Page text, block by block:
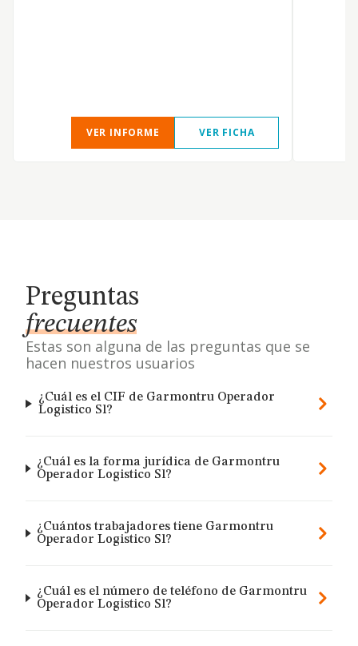
VER INFORME VER FICHA
Preguntas
frecuentes
Estas son alguna de las preguntas que se
hacen nuestros usuarios
¿Cuál es el CIF de Garmontru Operador
Logistico Sl?
¿Cuál es la forma jurídica de Garmontru
Operador Logistico Sl?
¿Cuántos trabajadores tiene Garmontru
Operador Logistico Sl?
¿Cuál es el número de teléfono de Garmontru
Operador Logistico Sl?